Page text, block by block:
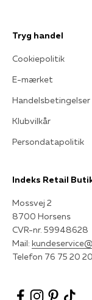
Tryg handel
Cookiepolitik
E-mærket
Handelsbetingelser
Klubvilkår
Persondatapolitik
Indeks Retail
Mossvej 2
8700 Horsens
CVR-nr. 59948628
Mail:
Telefon 76 75 20 20